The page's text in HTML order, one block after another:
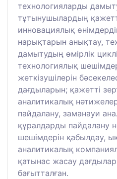
технологияларды
тұтынушылардың
инновациялық
нарықтарын анықтау,
дамытудың өмірлік
технологиялық
жеткізушілерін
дағдыларын; қажетті
аналитикалық
пайдалану, заманауи
құралдарды пайдалану
шешімдерін қабылдау,
аналитикалық
қатынас жасау
бағытталған.